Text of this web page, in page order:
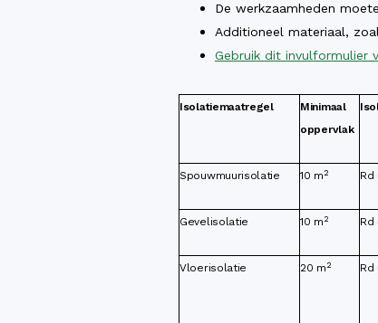
De werkzaamheden
Additioneel materiaal,
Gebruik dit invulformulier
Isolatiemaatregel
Minimaal
oppervlak
Spouwmuurisolatie 10 m 2 Rd
Gevelisolatie 10 m 2 Rd
Vloerisolatie 20 m 2 Rd